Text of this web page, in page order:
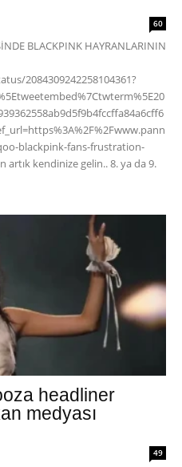
60
BLACKPINK HAYRANLARININ
2084309242258104361?
blackpink-fans-frustration-
kendinize gelin.. 8. ya da 9.
headliner
medyası
49